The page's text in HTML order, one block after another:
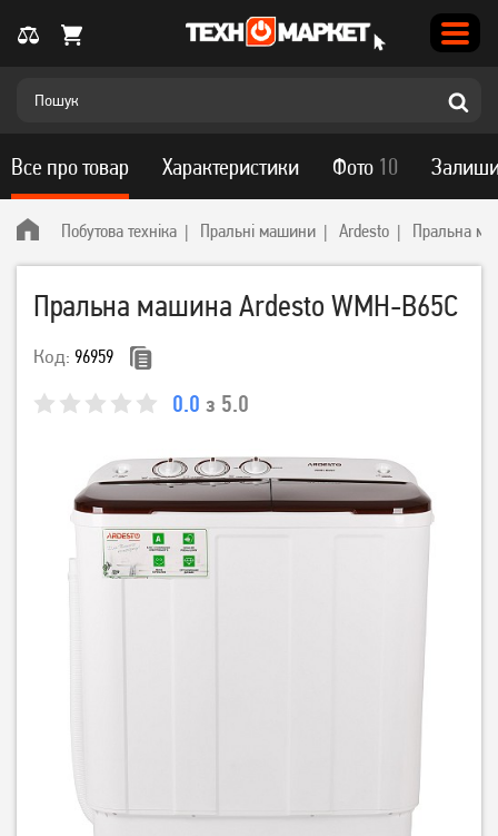
Побутова техніка Пральні машини Ardesto Пральна
Пральна машина Ardesto WMH-B65C
Код: 96959
0.0 з 5.0
Все про товар Характеристики Фото 10